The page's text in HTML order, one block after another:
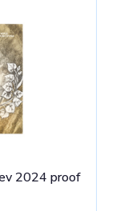
2024 proof